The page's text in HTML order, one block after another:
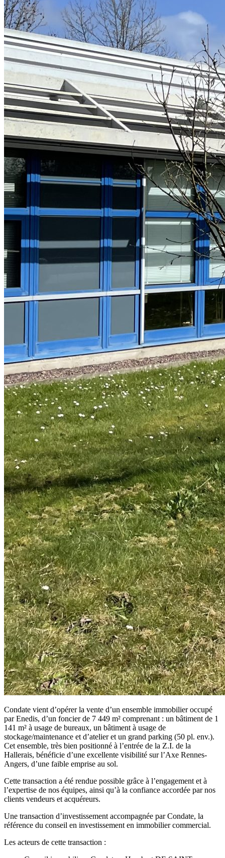
Condate vient d’opérer la vente d’un ensemble immobilier occupé
par Enedis, d’un foncier de 7 449 m² comprenant : un bâtiment de 1
141 m² à usage de bureaux, un bâtiment à usage de
stockage/maintenance et d’atelier et un grand parking (50 pl. env.).
Cet ensemble, très bien positionné à l’entrée de la Z.I. de la
Hallerais, bénéficie d’une excellente visibilité sur l’Axe Rennes-
Angers, d’une faible emprise au sol.
Cette transaction a été rendue possible grâce à l’engagement et à
l’expertise de nos équipes, ainsi qu’à la confiance accordée par nos
clients vendeurs et acquéreurs.
Une transaction d’investissement accompagnée par Condate, la
référence du conseil en investissement en immobilier commercial.
Les acteurs de cette transaction :